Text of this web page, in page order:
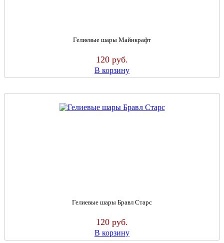
Гелиевые шары Майнкрафт
120 руб.
В корзину
Гелиевые шары Бравл Старс
120 руб.
В корзину